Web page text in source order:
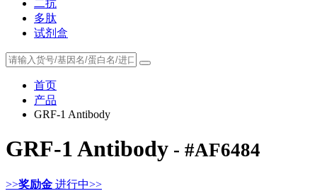
二抗
多肽
试剂盒
首页
产品
GRF-1 Antibody
GRF-1 Antibody - #AF6484
>>奖励金 进行中>>